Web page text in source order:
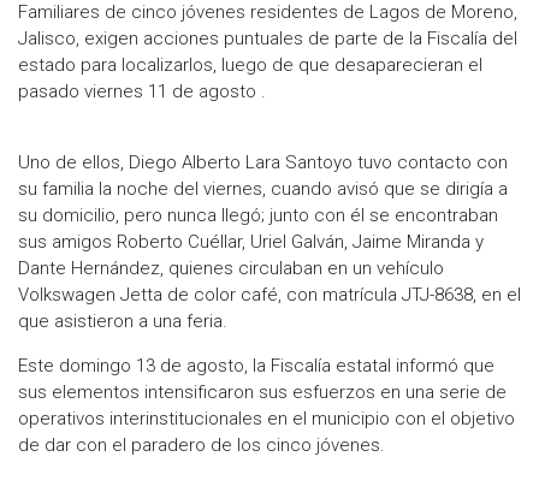
Familiares de cinco jóvenes residentes de Lagos de Moreno,
Jalisco, exigen acciones puntuales de parte de la Fiscalía del
estado para localizarlos, luego de que desaparecieran el
pasado viernes 11 de agosto .
Uno de ellos, Diego Alberto Lara Santoyo tuvo contacto con
su familia la noche del viernes, cuando avisó que se dirigía a
su domicilio, pero nunca llegó; junto con él se encontraban
sus amigos Roberto Cuéllar, Uriel Galván, Jaime Miranda y
Dante Hernández, quienes circulaban en un vehículo
Volkswagen Jetta de color café, con matrícula JTJ-8638, en el
que asistieron a una feria.
Este domingo 13 de agosto, la Fiscalía estatal informó que
sus elementos intensificaron sus esfuerzos en una serie de
operativos interinstitucionales en el municipio con el objetivo
de dar con el paradero de los cinco jóvenes.